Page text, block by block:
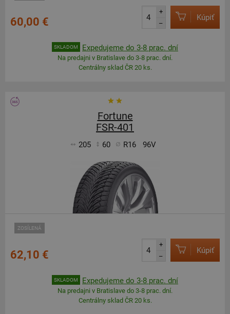
60,00 €
+
–
Kúpiť
SKLADOM Expedujeme do 3-8 prac. dní
Na predajni v Bratislave do 3-8 prac. dní.
Centrálny sklad ČR 20 ks.
Fortune
FSR-401
205 60 R16 96V
ZOSÍLENÁ
62,10 €
+
–
Kúpiť
SKLADOM Expedujeme do 3-8 prac. dní
Na predajni v Bratislave do 3-8 prac. dní.
Centrálny sklad ČR 20 ks.